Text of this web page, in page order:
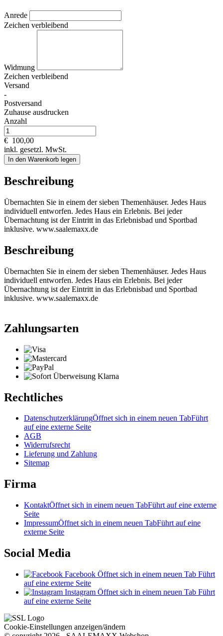
Anrede
Zeichen verbleibend
Widmung
Zeichen verbleibend
Versand
-
Postversand
Zuhause ausdrucken
Anzahl
€ 100,00
inkl. gesetzl. MwSt.
In den Warenkorb legen
Beschreibung
Übernachten Sie in einem der sieben Themenhäuser. Jedes Haus
individuell entworfen. Jedes Haus ein Erlebnis. Bei jeder
Übernachtung ist der Eintritt in das Erlebnisbad und Sportbad
inklusive. www.saalemaxx.de
Beschreibung
Übernachten Sie in einem der sieben Themenhäuser. Jedes Haus
individuell entworfen. Jedes Haus ein Erlebnis. Bei jeder
Übernachtung ist der Eintritt in das Erlebnisbad und Sportbad
inklusive. www.saalemaxx.de
Zahlungsarten
Rechtliches
DatenschutzerklärungÖffnet sich in einem neuen TabFührt
auf eine externe Seite
AGB
Widerrufsrecht
Lieferung und Zahlung
Sitemap
Firma
KontaktÖffnet sich in einem neuen TabFührt auf eine externe
Seite
ImpressumÖffnet sich in einem neuen TabFührt auf eine
externe Seite
Social Media
Facebook Öffnet sich in einem neuen Tab Führt
auf eine externe Seite
Instagram Öffnet sich in einem neuen Tab Führt
auf eine externe Seite
Cookie-Einstellungen anzeigen/ändern